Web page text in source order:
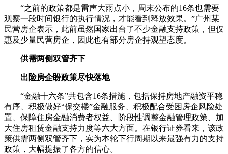
“之前的政策都是雷声大雨点小，周末公布的16条也需要
观察一段时间银行的执行情况，才能看到释放效果。”广州某
民营房企表示，此前虽然国家出台了不少金融支持政策，但仅
惠及少量民营房企，因此也有部分房企持观望态度。
供需两侧双管齐下
出险房企盼政策尽快落地
“金融十六条”共包含16条措施，包括保持房地产融资平稳
有序、积极做好“保交楼”金融服务、积极配合受困房企风险处
置、保障住房金融消费者权益、阶段性调整金融管理政策、加
大住房租赁金融支持力度等六大方面。在银行证券看来，该政
策供需两侧双管齐下，实为本轮下行周期以来最强有力的支持
政策，大幅提振了各方的信心。